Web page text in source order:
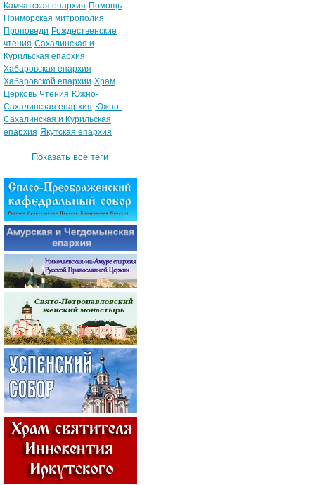
Камчатская епархия Помощь
Приморская митрополия
Проповеди Рождественские
чтения Сахалинская и
Курильская епархия
Хабаровская епархия
Хабаровской епархии Храм
Церковь Чтения Южно-
Сахалинская епархия Южно-
Сахалинская и Курильская
епархия Якутская епархия
Показать все теги